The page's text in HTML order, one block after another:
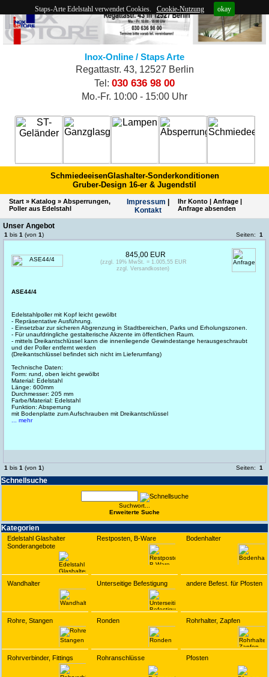
Staps-Arte Edelstahl verwendet Cookies. Cookie-Nutzung okay
Inox-Online / Staps Arte
Regattastr. 43, 12527 Berlin
Tel: 030 636 98 00
Mo.-Fr. 10:00 - 15:00 Uhr
SchmiedeeisenGlashalter-Sonderkonditionen
Gruber-Design 16-er & Jugendstil
Start » Katalog » Absperrungen,
Poller aus Edelstahl
Impres­sum
Kontakt
Ihr Konto |Anfrage |
Anfrage absenden
Schnell­suche
Suchwort...
Erwei­terte Suche
Kate­gorien
Edelstahl Glashalter
Sonderangebote
Restposten, B-Ware Bodenhalter
Wandhalter Unterseitige Befestigung andere Befest. für Pfosten
Rohre, Stangen Ronden Rohrhalter, Zapfen
Rohrverbinder, Fittings Rohranschlüsse Pfosten
Unser Angebot
1 bis 1 (von 1) Seiten: 1
ASE44/4
Edelstahlpoller mit Kopf leicht gewölbt
- Repräsentative Ausführung.
- Einsetzbar zur sicheren Abgrenzung in Stadtbereichen, Parks und Erholungszonen.
- Für unaufdringliche gestalterische Akzente im öffentlichen Raum.
- mittels Dreikantschlüssel kann die innenliegende Gewindestange herausgeschraubt
und der Poller entfernt werden
(Dreikantschlüssel befindet sich nicht im Lieferumfang)
Technische Daten:
Form: rund, oben leicht gewölbt
Material: Edelstahl
Länge: 600mm
Durchmesser: 205 mm
Farbe/Material: Edelstahl
Funktion: Absperrung
mit Bodenplatte zum Aufschrauben mit Dreikantschlüssel
... mehr
845,00 EUR
(zzgl. 19% MwSt. = 1.005,55 EUR
zzgl. Versandkosten)
1 bis 1 (von 1) Seiten: 1